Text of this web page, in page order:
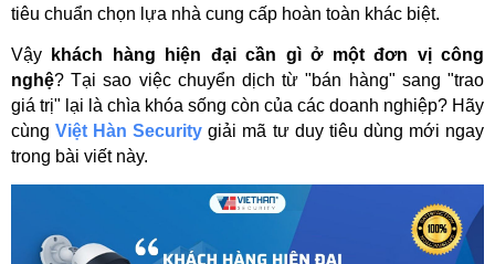
tiêu chuẩn chọn lựa nhà cung cấp hoàn toàn khác biệt.
Vậy
khách hàng hiện đại cần gì ở một đơn vị công
nghệ? Tại sao việc chuyển dịch từ "bán hàng" sang "trao
giá trị" lại là chìa khóa sống còn của các doanh nghiệp? Hãy
cùng Việt Hàn Security giải mã tư duy tiêu dùng mới ngay
trong bài viết này.